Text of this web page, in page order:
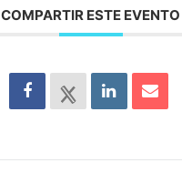
COMPARTIR ESTE EVENTO